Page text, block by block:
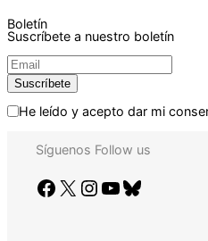
Boletín
Suscríbete a nuestro boletín
He leído y acepto dar mi
Síguenos Follow us
Facebook X Instagram YouTube Bluesky